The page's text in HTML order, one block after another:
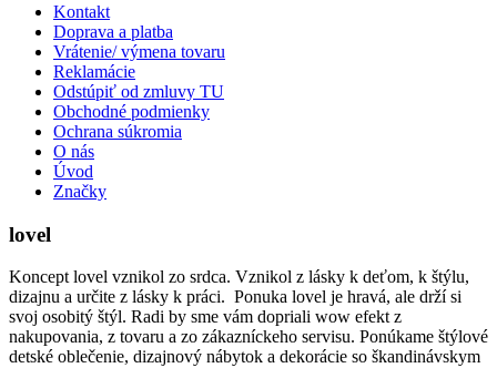
Kontakt
Doprava a platba
Vrátenie/ výmena tovaru
Reklamácie
Odstúpiť od zmluvy TU
Obchodné podmienky
Ochrana súkromia
O nás
Úvod
Značky
lovel
Koncept lovel vznikol zo srdca. Vznikol z lásky k deťom, k štýlu,
dizajnu a určite z lásky k práci. Ponuka lovel je hravá, ale drží si
svoj osobitý štýl. Radi by sme vám dopriali wow efekt z
nakupovania, z tovaru a zo zákazníckeho servisu. Ponúkame štýlové
detské oblečenie, dizajnový nábytok a dekorácie so škandinávskym